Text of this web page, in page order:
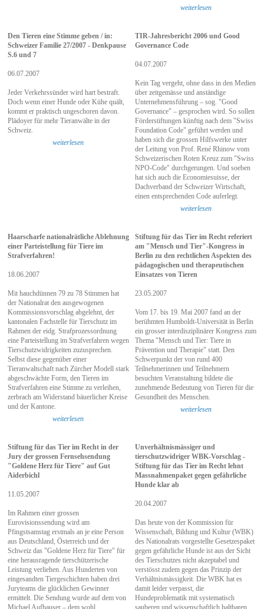
weiterlesen
Den Tieren eine Stimme geben / in:
Schweizer Familie 27/2007 - Denkpause
S.6 und 7
06.07.2007
Jeder Verkehrssünder wird hart bestraft.
Doch wenn einer Hunde oder Kühe quält,
kommt er praktisch ungeschoren davon.
Plädoyer für mehr Tieranwälte in der
Schweiz.
weiterlesen
TIR-Jahresbericht 2006 und Good
Governance Code
04.07.2007
Kein Tag vergeht, ohne dass in den Medien
über zeitgemässe und anständige
Unternehmensführung – sog. "Good
Governance" – gesprochen wird. So sollen
Förderstiftungen künftig nach dem "Swiss
Foundation Code" geführt werden und
haben sich die grossen Hilfswerke unter
der Leitung von Prof. René Rhinow vom
Schweizerischen Roten Kreuz zum "Swiss
NPO-Code" durchgerungen. Und soeben
hat sich auch die Economiesuisse, der
Dachverband der Schweizer Wirtschaft,
einen entsprechenden Code auferlegt.
weiterlesen
Haarscharfe nationalrätliche Ablehnung
einer Parteistellung für Tiere im
Strafverfahren!
18.06.2007
Mit hauchdünnen 79 zu 78 Stimmen hat
der Nationalrat den ausgewogenen
Kommissionsvorschlag abgelehnt, der
kantonalen Fachstelle für Tierschutz im
Rahmen der eidg. Strafprozessordnung
eine Parteistellung im Strafverfahren wegen
Tierschutzwidrigkeiten zuzusprechen.
Selbst diese gegenüber einer
Tieranwaltschaft nach Zürcher Modell stark
abgeschwächte Form, den Tieren im
Strafverfahren eine Stimme zu verleihen,
zerbrach am Widerstand bäuerlicher Kreise
und der Kantone.
weiterlesen
Stiftung für das Tier im Recht referiert
am "Mensch und Tier"-Kongress in
Berlin zu den rechtlichen Aspekten des
pädagogischen und therapeutischen
Einsatzes von Tieren
23.05.2007
Vom 17. bis 19. Mai 2007 fand an der
berühmten Humboldt-Universität in Berlin
ein grosser interdisziplinärer Kongress zum
Thema "Mensch und Tier: Tiere in
Prävention und Therapie" statt. Den
Schwerpunkt der von rund 400
Teilnehmerinnen und Teilnehmern
besuchten Veranstaltung bildete die
zunehmende Bedeutung von Tieren für die
Gesundheit des Menschen.
weiterlesen
Stiftung für das Tier im Recht in der
Jury der grossen Fernsehsendung
"Goldene Herz für Tiere" auf Gut
Aiderbichl
11.05.2007
Im Rahmen einer grossen
Eurovisionssendung wird am
Pfingstsamstag erstmals an je eine Person
aus Deutschland, Österreich und der
Schweiz das "Goldene Herz für Tiere" für
eine herausragende tierschützerische
Leistung verliehen. Aus Hunderten von
eingesandten Tiergeschichten haben drei
Juryteams die glücklichen Gewinner
ermittelt. Die Sendung wurde auf dem von
Michael Aufhauser – dem wohl
Unverhältnismässiger und
tierschutzwidriger WBK-Vorschlag -
Stiftung für das Tier im Recht lehnt
Massnahmenpaket gegen gefährliche
Hunde klar ab
20.04.2007
Das heute von der Kommission für
Wissenschaft, Bildung und Kultur (WBK)
des Nationalrats vorgestellte Gesetzespaket
gegen gefährliche Hunde ist aus der Sicht
des Tierschutzes nicht akzeptabel und
verstösst zudem gegen das Prinzip der
Verhältnismässigkeit. Die WBK hat es
damit leider verpasst, die
Hundeproblematik mit systematisch
sauberen und wissenschaftlich haltbaren